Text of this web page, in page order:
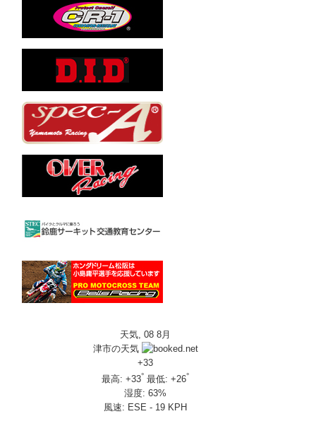
天気, 08 8月
津市の天気
+33
最高:+33° 最低:+26°
湿度:63%
風速: ESE - 19 KPH